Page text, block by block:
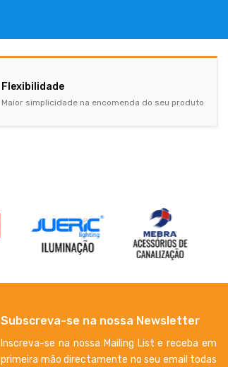
Flexibilidade
Maior simplicidade na encomenda do seu produto
Subscreva-se na nossa Newsletter
Inscreva-se na nossa Mailing List e receba em
primeira mão directamente no seu email todas